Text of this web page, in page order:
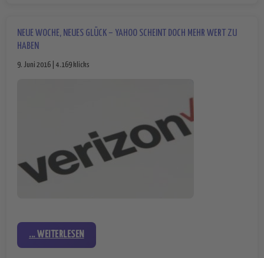
NEUE WOCHE, NEUES GLÜCK – YAHOO SCHEINT DOCH MEHR WERT ZU
HABEN
9. Juni 2016 | 4.169 klicks
... WEITERLESEN